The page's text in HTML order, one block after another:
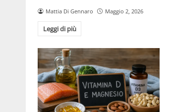
Mattia Di Gennaro Maggio 2, 2026
Leggi di più